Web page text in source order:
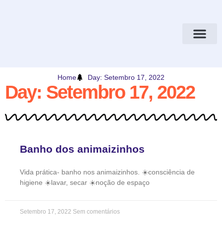
Home Day: Setembro 17, 2022
Day: Setembro 17, 2022
Banho dos animaizinhos
Vida prática- banho nos animaizinhos. ☀️consciência de
higiene ☀️lavar, secar ☀️noção de espaço
Setembro 17, 2022 Sem comentários